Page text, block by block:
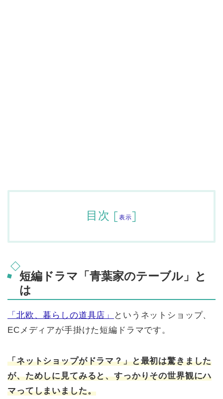
目次 [表示]
短編ドラマ「青葉家のテーブル」と
は
「北欧、暮らしの道具店」
というネットショップ、
ECメディアが手掛けた短編ドラマです。
「ネットショップがドラマ？」と最初は驚きました
が、ためしに見てみると、すっかりその世界観にハ
マってしまいました。